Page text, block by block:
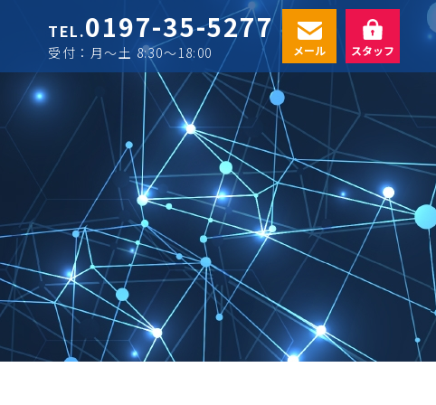
TEL.0197-35-5277
受付：月〜土 8:30〜18:00 メール スタッフ